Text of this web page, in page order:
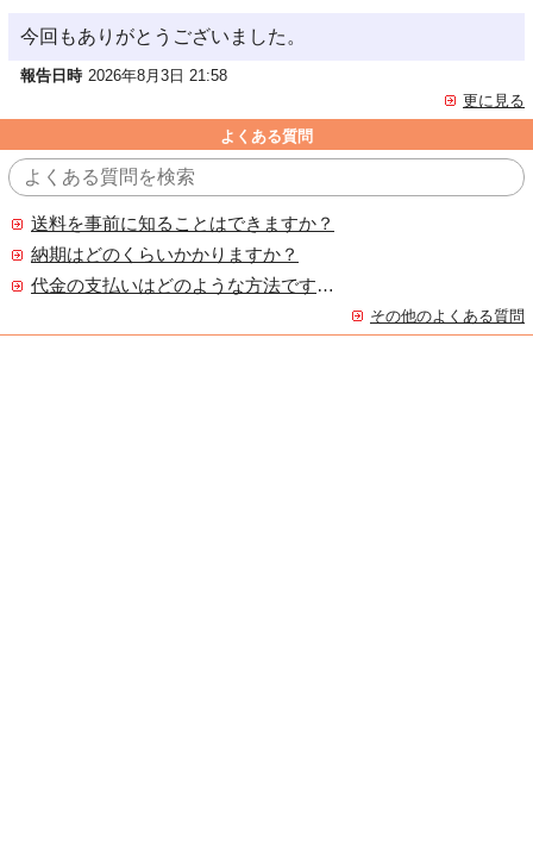
今回もありがとうございました。
報告日時 2026年8月3日 21:58
更に見る
よくある質問
送料を事前に知ることはできますか？
納期はどのくらいかかりますか？
代金の支払いはどのような方法ですか？
その他のよくある質問